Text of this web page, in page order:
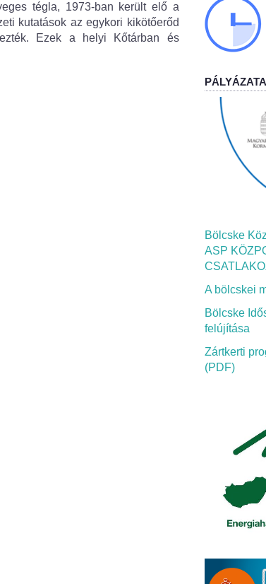
tégla, 1973-ban került elő a
kutatások az egykori kikötőerőd
Ezek a helyi Kőtárban és
Bölcske
ASP
A bölcskei
Bölcske
felújítása
Zártkerti
(PDF)